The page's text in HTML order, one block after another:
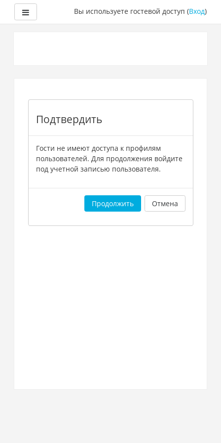
Боковая панельВы используете гостевой доступ (Вход)
Подтвердить
Гости не имеют доступа к профилям
пользователей. Для продолжения войдите
под учетной записью пользователя.
Продолжить Отмена